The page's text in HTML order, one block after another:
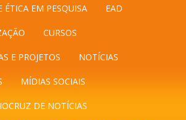
ÉTICA EM PESQUISA EAD
CURSOS
E PROJETOS NOTÍCIAS
MÍDIAS SOCIAIS
DE NOTÍCIAS